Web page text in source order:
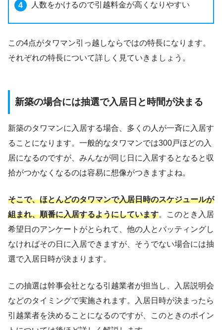
人数をかけるので引越料金が高くなりやすい
この4点がタワマン引っ越しならではの特長になります。
それぞれの特長について詳しく見ていきましょう。
新築の場合には抽選で入居日と時間が決まる
新築のタワマンに入居する場合、多くの人が一斉に入居す
ることになります。一般的なタワマンでは300戸ほどの入
居になるのですが、みんなが同じ日に入居するとなると収
拾がつかなくなるのは容易に想像がつきますよね。
そこで、ほとんどのタワマンで入居日時のスケジュールが
組まれ、順番に入居するようにしています。このとき入居
希望日のアンケートがとられて、他の人とバッティングし
なければその日に入居できますが、そうでない場合には抽
選で入居日時が決まります。
この抽選は幹事会社となる引越業者が担当し、入居説明会
などのタイミングで実施されます。入居日時が決まったら
引越業者を決めることになるのですが、このときのポイン